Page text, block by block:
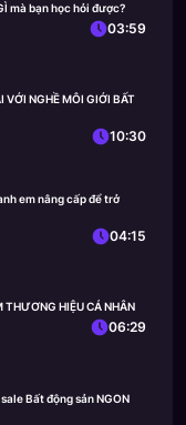
mà bạn học hỏi được?
03:59
NGHỀ MÔI GIỚI BẤT
10:30
em nâng cấp để trở
04:15
HIỆU CÁ NHÂN
06:29
Bất động sản NGON